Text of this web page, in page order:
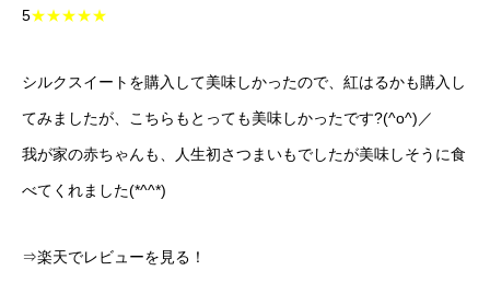
5★★★★★
シルクスイートを購入して美味しかったので、紅はるかも購入し
てみましたが、こちらもとっても美味しかったです?(^o^)／
我が家の赤ちゃんも、人生初さつまいもでしたが美味しそうに食
べてくれました(*^^*)
⇒楽天でレビューを見る！